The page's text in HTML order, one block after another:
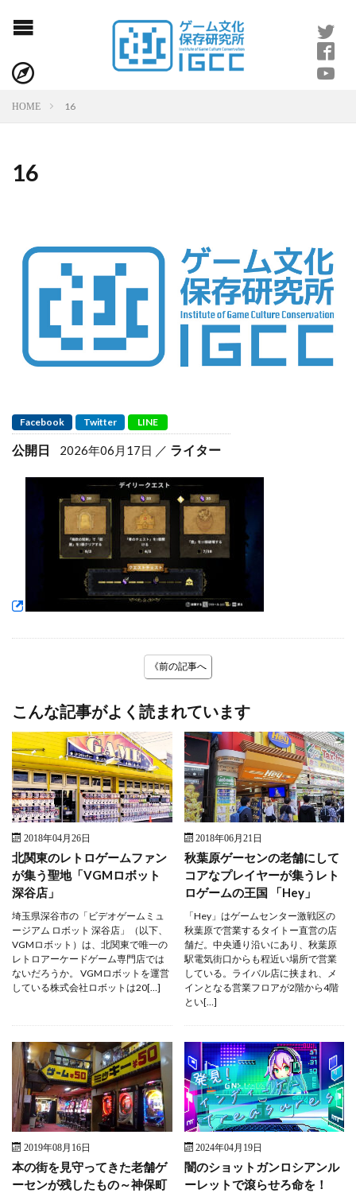
HOME 16
16
Facebook Twitter LINE
公開日 2026年06月17日 ライター
《前の記事へ
こんな記事がよく読まれています
2018年04月26日
北関東のレトロゲームファン
が集う聖地「VGMロボット
深谷店」
埼玉県深谷市の「ビデオゲームミュ
ージアム ロボット 深谷店」（以下、
VGMロボット）は、北関東で唯一の
レトロアーケードゲーム専門店では
ないだろうか。 VGMロボットを運営
している株式会社ロボットは20[…]
2018年06月21日
秋葉原ゲーセンの老舗にして
コアなプレイヤーが集うレト
ロゲームの王国 「Hey」
「Hey」はゲームセンター激戦区の
秋葉原で営業するタイトー直営の店
舗だ。中央通り沿いにあり、秋葉原
駅電気街口からも程近い場所で営業
している。ライバル店に挟まれ、メ
インとなる営業フロアが2階から4階
とい[…]
2019年08月16日
本の街を見守ってきた老舗ゲ
ーセンが残したもの～神保町
2024年04月19日
闇のショットガンロシアンル
ーレットで滾らせろ命を！